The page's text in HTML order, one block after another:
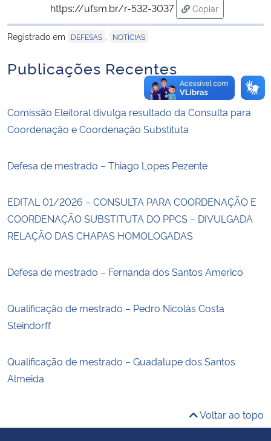
https://ufsm.br/r-532-3037
Copiar
para área de
Registrado em
DEFESAS NOTÍCIAS
Publicações Recentes
Comissão Eleitoral divulga resultado da Consulta para
Coordenação e Coordenação Substituta
Defesa de mestrado – Thiago Lopes Pezente
EDITAL 01/2026 – CONSULTA PARA COORDENAÇÃO E
COORDENAÇÃO SUBSTITUTA DO PPCS – DIVULGADA
RELAÇÃO DAS CHAPAS HOMOLOGADAS
Defesa de mestrado – Fernanda dos Santos Americo
Qualificação de mestrado – Pedro Nicolás Costa
Steindorff
Qualificação de mestrado – Guadalupe dos Santos
Almeida
Voltar ao topo